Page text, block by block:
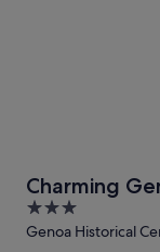
Charming
D'Epoca
3
out
Genoa Historical